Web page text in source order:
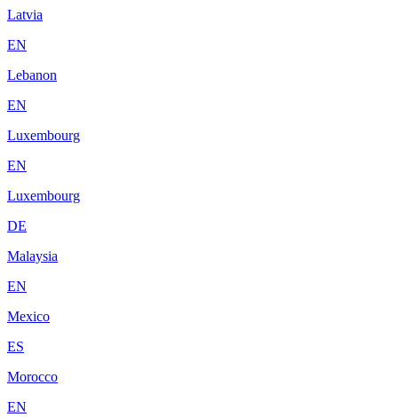
Latvia
EN
Lebanon
EN
Luxembourg
EN
Luxembourg
DE
Malaysia
EN
Mexico
ES
Morocco
EN